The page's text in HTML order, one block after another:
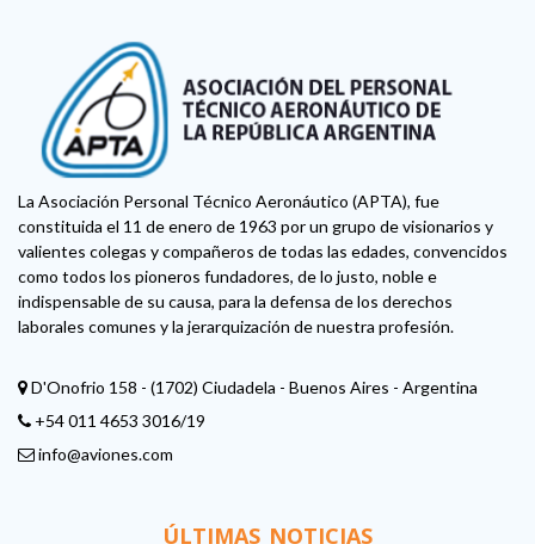
La Asociación Personal Técnico Aeronáutico (APTA), fue
constituida el 11 de enero de 1963 por un grupo de visionarios y
valientes colegas y compañeros de todas las edades, convencidos
como todos los pioneros fundadores, de lo justo, noble e
indispensable de su causa, para la defensa de los derechos
laborales comunes y la jerarquización de nuestra profesión.
D'Onofrio 158 - (1702) Ciudadela - Buenos Aires - Argentina
+54 011 4653 3016/19
info@aviones.com
ÚLTIMAS NOTICIAS